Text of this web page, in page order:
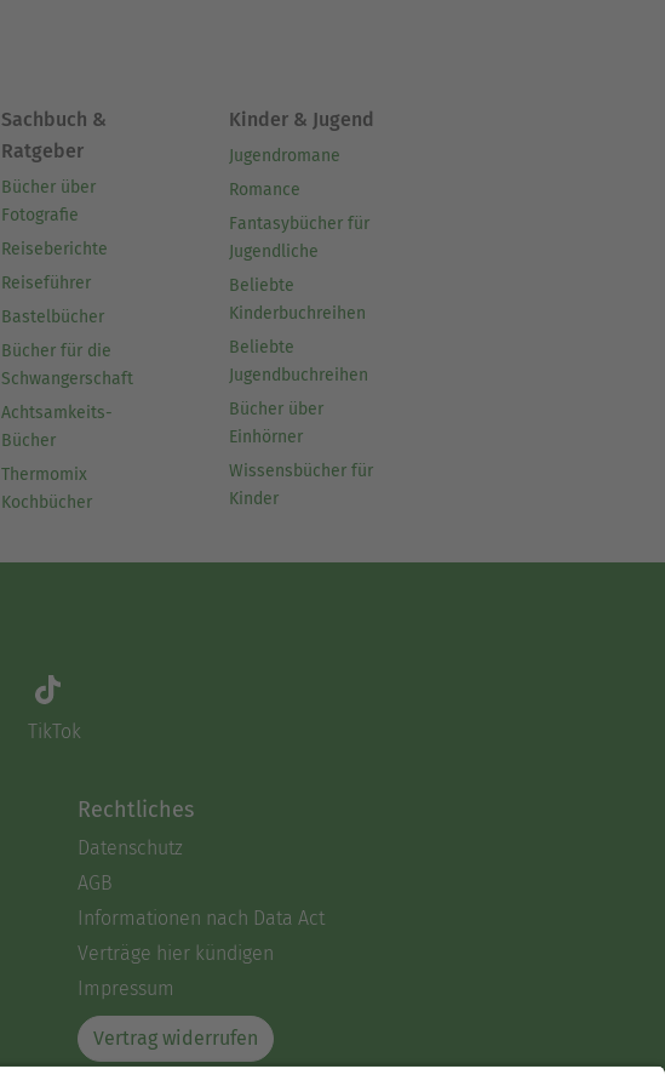
Sachbuch &
Ratgeber
Bücher über
Fotografie
Reiseberichte
Reiseführer
Bastelbücher
Bücher für die
Schwangerschaft
Achtsamkeits-
Bücher
Thermomix
Kochbücher
Kinder & Jugend
Jugendromane
Romance
Fantasybücher für
Jugendliche
Beliebte
Kinderbuchreihen
Beliebte
Jugendbuchreihen
Bücher über
Einhörner
Wissensbücher für
Kinder
TikTok
Rechtliches
Datenschutz
AGB
Informationen nach Data Act
Verträge hier kündigen
Impressum
Vertrag widerrufen